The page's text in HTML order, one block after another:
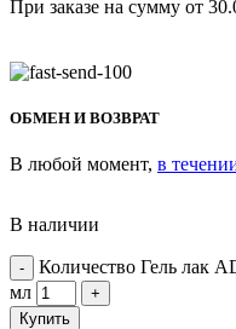
При заказе на сумму от
ОБМЕН И ВОЗВРАТ
В любой момент, в
В наличии
Количество Гель лак
мл
Купить